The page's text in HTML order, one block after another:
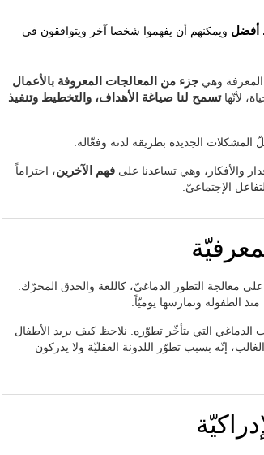
أفضل ويمكنهم أن يفهموا شخصا آخر ويتوافقون في
المعرفة وهي جزء من المعالجات المعروفة بالأعمال
لأنّهاتسمح لنا صياغة الأهداف، والتخطيط وتنفيذ
المشكلات الجديدة بطريقة لدنة وفعّالة.
والأفكار، وهي تساعدنا على فهم الآخرين، احتراماً
الإجتماعيّ.
معالجة التطور الدماغيّ، كاللغة والحذق المحرّك.
منذ الطفولة ونمارسها يوميّاً.
الدماغي التي يتأخّر تطوّره. نلاحظ كيف يريد الأطفال
إنّه بسبب تطوّر اللدونة العقليّة ولا يدركون